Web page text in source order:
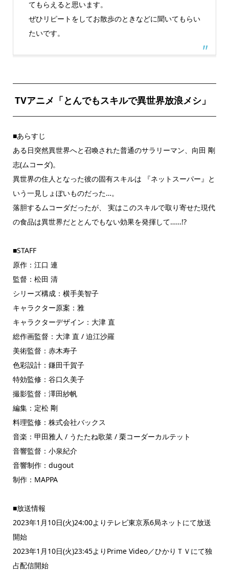
てもらえると思います。
ぜひリピートをしてお散歩のときなどに聞いてもらい
たいです。
TVアニメ「とんでもスキルで異世界放浪メシ」
■あらすじ
ある日突然異世界へと召喚された普通のサラリーマン、向田 剛
志(ムコーダ)。
異世界の住人となった彼の固有スキルは 『ネットスーパー』と
いう一見しょぼいものだった…。
落胆するムコーダだったが、 実はこのスキルで取り寄せた現代
の食品は異世界だととんでもない効果を発揮して……!?
■STAFF
原作：江口 連
監督：松田 清
シリーズ構成：横手美智子
キャラクター原案：雅
キャラクターデザイン：大津 直
総作画監督：大津 直 / 迫江沙羅
美術監督：赤木寿子
色彩設計：鎌田千賀子
特効監修：谷口久美子
撮影監督：澤田紗帆
編集：定松 剛
料理監修：株式会社バックス
音楽：甲田雅人 / うたたね歌菜 / 栗コーダーカルテット
音響監督：小泉紀介
音響制作：dugout
制作：MAPPA
■放送情報
2023年1月10日(火)24:00よりテレビ東京系6局ネットにて放送
開始
2023年1月10日(火)23:45よりPrime Video／ひかりＴＶにて独
占配信開始